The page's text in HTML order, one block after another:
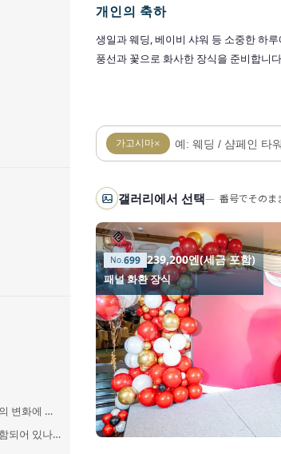
날씨와 환경에 따른 풍선의 변화에 대해
음료수 요금이 요금에 포함되어 있나요?
개인의 축하
생일과 웨딩, 베이비 샤워 등 소중한 하루
풍선과 꽃으로 화사한 장식을 준비합니
가고시마×
갤러리에서 선택 番号でそのま
699 239,200엔(세금 포함)
패널 화환 장식